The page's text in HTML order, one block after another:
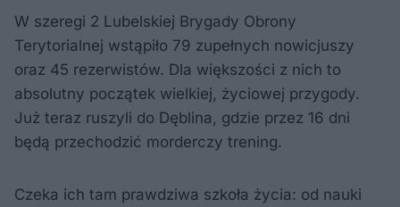
W szeregi 2 Lubelskiej Brygady Obrony
Terytorialnej wstąpiło 79 zupełnych nowicjuszy
oraz 45 rezerwistów. Dla większości z nich to
absolutny początek wielkiej, życiowej przygody.
Już teraz ruszyli do Dęblina, gdzie przez 16 dni
będą przechodzić morderczy trening.
Czeka ich tam prawdziwa szkoła życia: od nauki